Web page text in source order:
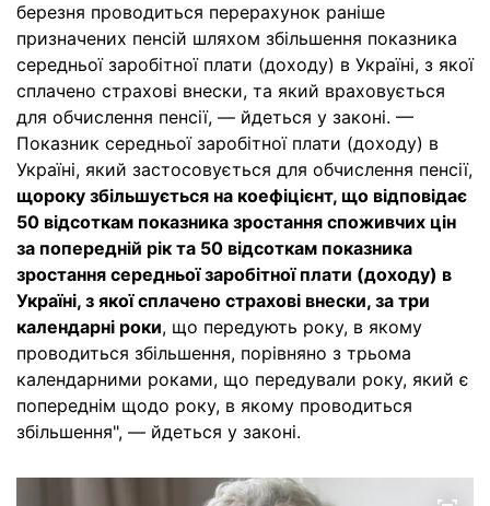
березня проводиться перерахунок раніше
призначених пенсій шляхом збільшення показника
середньої заробітної плати (доходу) в Україні, з якої
сплачено страхові внески, та який враховується
для обчислення пенсії, — йдеться у законі. —
Показник середньої заробітної плати (доходу) в
Україні, який застосовується для обчислення пенсії,
щороку збільшується на коефіцієнт, що відповідає
50 відсоткам показника зростання споживчих цін
за попередній рік та 50 відсоткам показника
зростання середньої заробітної плати (доходу) в
Україні, з якої сплачено страхові внески, за три
календарні роки, що передують року, в якому
проводиться збільшення, порівняно з трьома
календарними роками, що передували року, який є
попереднім щодо року, в якому проводиться
збільшення", — йдеться у законі.